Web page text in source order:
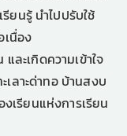
ยนรู้ นำไปปรับใช้
นื่อง
ะเกิดความเข้าใจ
เลาะด่าทอ บ้านสงบ
เรียนแห่งการเรียน